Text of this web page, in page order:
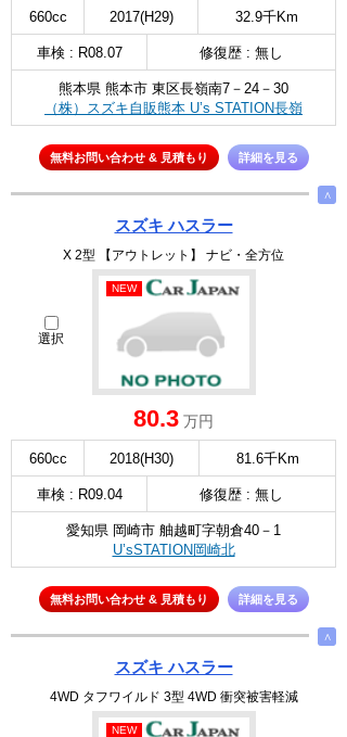
660cc 2017(H29) 32.9千Km
車検 : R08.07 修復歴 : 無し
熊本県 熊本市 東区長嶺南7－24－30
（株）スズキ自販熊本 U’s STATION長嶺
無料お問い合わせ & 見積もり 詳細を見る
∧
スズキ ハスラー
X 2型 【アウトレット】 ナビ・全方位
選択
NEW
80.3 万円
660cc 2018(H30) 81.6千Km
車検 : R09.04 修復歴 : 無し
愛知県 岡崎市 舳越町字朝倉40－1
U’sSTATION岡崎北
無料お問い合わせ & 見積もり 詳細を見る
∧
スズキ ハスラー
4WD タフワイルド 3型 4WD 衝突被害軽減
NEW